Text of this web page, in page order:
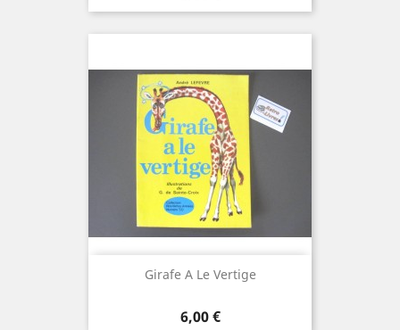
Girafe A Le Vertige
Prix
6,00 €